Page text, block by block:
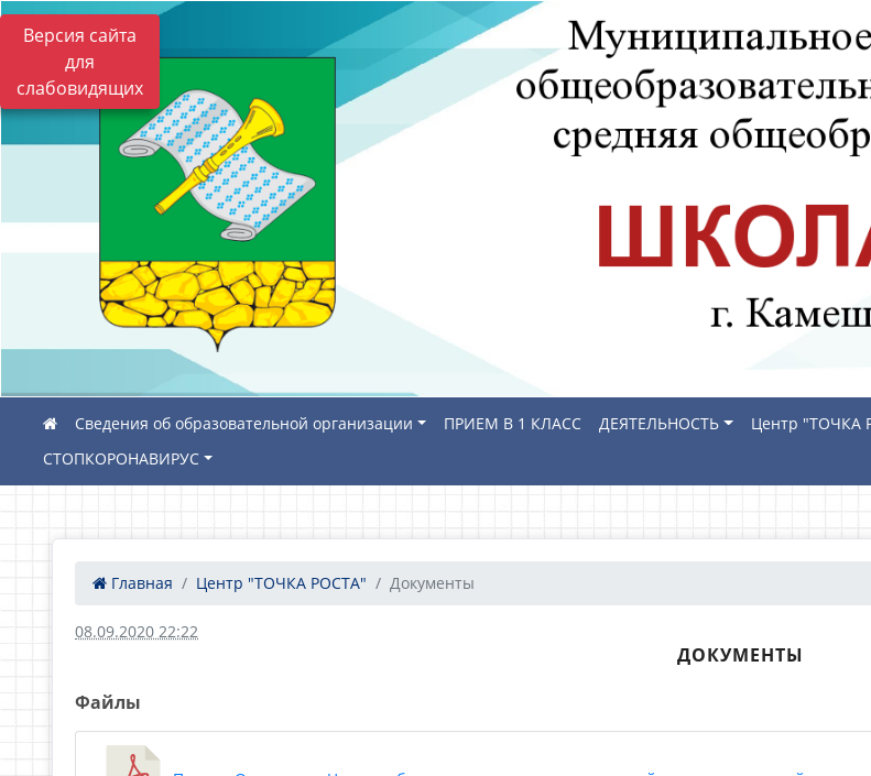
Версия сайта
для
слабовидящих
Сведения об образовательной организации ПРИЕМ В 1 КЛАСС ДЕЯТЕЛЬНОСТЬ Центр "ТОЧКА
СТОПКОРОНАВИРУС
Главная Центр "ТОЧКА РОСТА" Документы
08.09.2020 22:22
ДОКУМЕНТЫ
Файлы